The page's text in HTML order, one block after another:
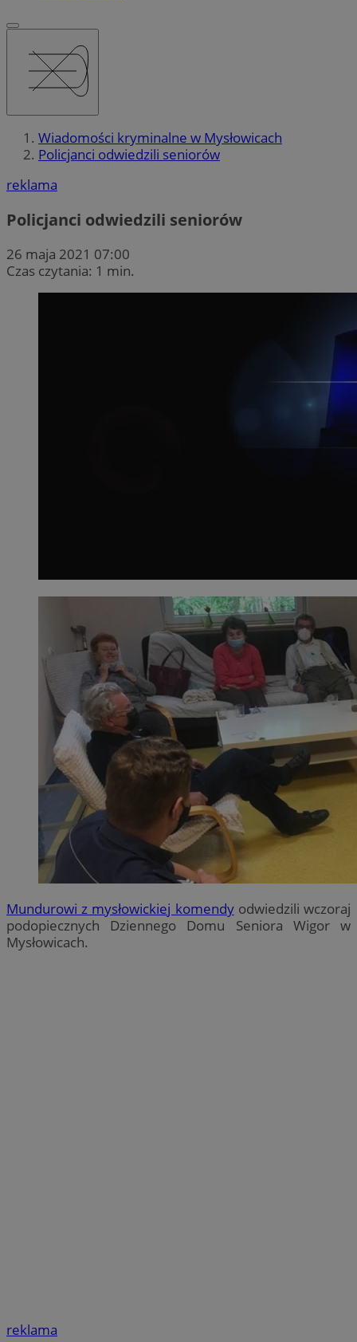
Wiadomości kryminalne w Mysłowicach
Policjanci odwiedzili seniorów
reklama
Policjanci odwiedzili seniorów
26 maja 2021 07:00
Czas czytania: 1 min.
Mundurowi z mysłowickiej komendyodwiedzili wczoraj
podopiecznych Dziennego Domu Seniora Wigor w
Mysłowicach.
reklama